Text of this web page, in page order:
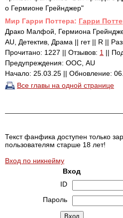
о Гермионе Грейнджер"
Mир Гарри Поттера: Гарри
Драко Малфой, Гермиона
AU, Детектив, Драма || гет || R ||
Прочитано: 1227 || Отзывов: 1 ||
Предупреждения: ООС, AU
Начало: 25.03.25 || Обновление:
Все главы на одной странице
Текст фанфика доступен только
пользователям старше 18 лет!
Вход по никнейму
Вход
ID
Пароль